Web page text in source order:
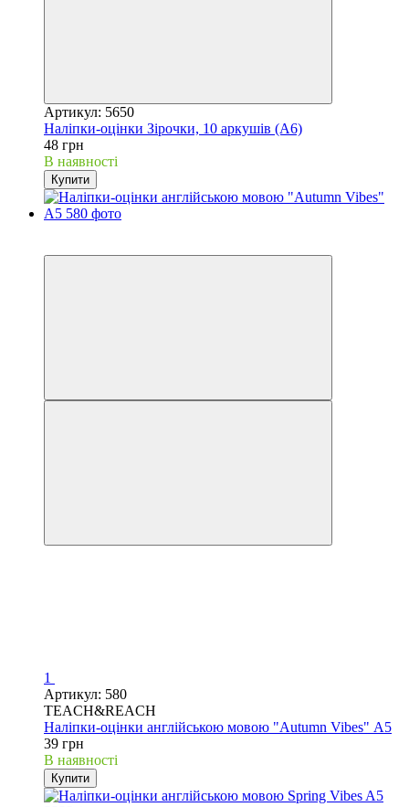
Артикул: 5650
Наліпки-оцінки Зірочки, 10 аркушів (А6)
48 грн
В наявності
Купити
1
Артикул: 580
TEACH&REACH
Наліпки-оцінки англійською мовою "Autumn Vibes" А5
39 грн
В наявності
Купити